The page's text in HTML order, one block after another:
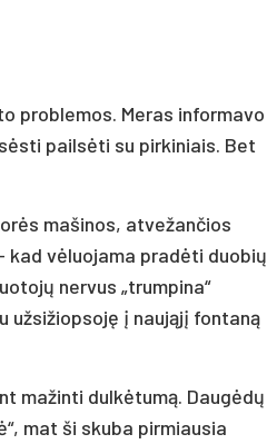
problemos. Meras informavo
pailsėti su pirkiniais. Bet
mašinos, atvežančios
vėluojama pradėti duobių
nervus „trumpina“
užsižiopsoję į naująjį fontaną
mažinti dulkėtumą. Daugėdų
mat ši skuba pirmiausia